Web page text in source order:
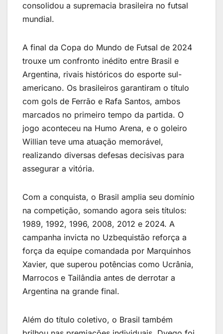
consolidou a supremacia brasileira no futsal
mundial.
A final da Copa do Mundo de Futsal de 2024
trouxe um confronto inédito entre Brasil e
Argentina, rivais históricos do esporte sul-
americano. Os brasileiros garantiram o título
com gols de Ferrão e Rafa Santos, ambos
marcados no primeiro tempo da partida. O
jogo aconteceu na Humo Arena, e o goleiro
Willian teve uma atuação memorável,
realizando diversas defesas decisivas para
assegurar a vitória.
Com a conquista, o Brasil amplia seu domínio
na competição, somando agora seis títulos:
1989, 1992, 1996, 2008, 2012 e 2024. A
campanha invicta no Uzbequistão reforça a
força da equipe comandada por Marquinhos
Xavier, que superou potências como Ucrânia,
Marrocos e Tailândia antes de derrotar a
Argentina na grande final.
Além do título coletivo, o Brasil também